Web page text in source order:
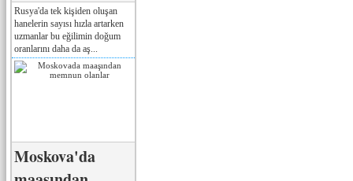
Rusya'da tek kişiden oluşan
hanelerin sayısı hızla artarken
uzmanlar bu eğilimin doğum
oranlarını daha da aş...
Moskova'da